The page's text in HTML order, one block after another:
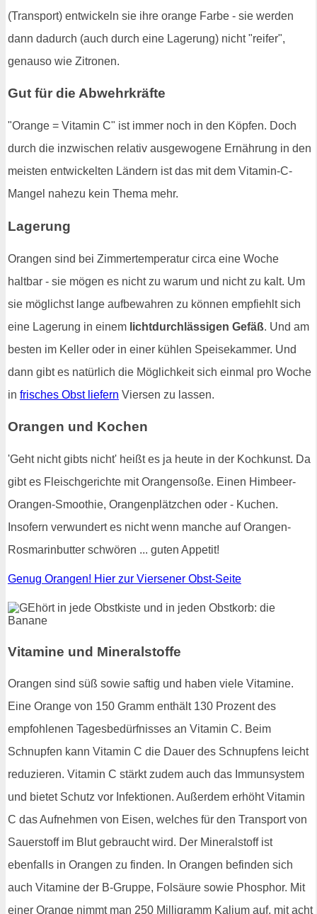
(Transport) entwickeln sie ihre orange Farbe - sie werden
dann dadurch (auch durch eine Lagerung) nicht "reifer",
genauso wie Zitronen.
Gut für die Abwehrkräfte
"Orange = Vitamin C" ist immer noch in den Köpfen. Doch
durch die inzwischen relativ ausgewogene Ernährung in den
meisten entwickelten Ländern ist das mit dem Vitamin-C-
Mangel nahezu kein Thema mehr.
Lagerung
Orangen sind bei Zimmertemperatur circa eine Woche
haltbar - sie mögen es nicht zu warum und nicht zu kalt. Um
sie möglichst lange aufbewahren zu können empfiehlt sich
eine Lagerung in einem lichtdurchlässigen Gefäß. Und am
besten im Keller oder in einer kühlen Speisekammer. Und
dann gibt es natürlich die Möglichkeit sich einmal pro Woche
in frisches Obst liefern Viersen zu lassen.
Orangen und Kochen
'Geht nicht gibts nicht' heißt es ja heute in der Kochkunst. Da
gibt es Fleischgerichte mit Orangensoße. Einen Himbeer-
Orangen-Smoothie, Orangenplätzchen oder - Kuchen.
Insofern verwundert es nicht wenn manche auf Orangen-
Rosmarinbutter schwören ... guten Appetit!
Genug Orangen! Hier zur Viersener Obst-Seite
Vitamine und Mineralstoffe
Orangen sind süß sowie saftig und haben viele Vitamine.
Eine Orange von 150 Gramm enthält 130 Prozent des
empfohlenen Tagesbedürfnisses an Vitamin C. Beim
Schnupfen kann Vitamin C die Dauer des Schnupfens leicht
reduzieren. Vitamin C stärkt zudem auch das Immunsystem
und bietet Schutz vor Infektionen. Außerdem erhöht Vitamin
C das Aufnehmen von Eisen, welches für den Transport von
Sauerstoff im Blut gebraucht wird. Der Mineralstoff ist
ebenfalls in Orangen zu finden. In Orangen befinden sich
auch Vitamine der B-Gruppe, Folsäure sowie Phosphor. Mit
einer Orange nimmt man 250 Milligramm Kalium auf, mit acht